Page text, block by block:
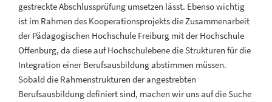
gestreckte Abschlussprüfung umsetzen lässt. Ebenso wichtig
ist im Rahmen des Kooperationsprojekts die Zusammenarbeit
der Pädagogischen Hochschule Freiburg mit der Hochschule
Offenburg, da diese auf Hochschulebene die Strukturen für die
Integration einer Berufsausbildung abstimmen müssen.
Sobald die Rahmenstrukturen der angestrebten
Berufsausbildung definiert sind, machen wir uns auf die Suche